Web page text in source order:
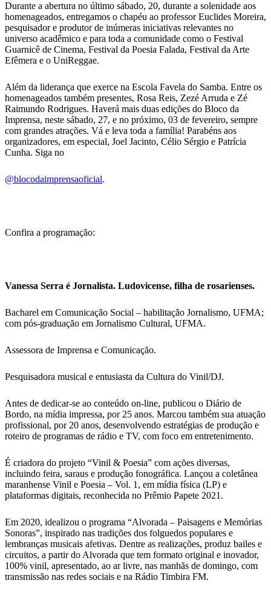
Durante a abertura no último sábado, 20, durante a solenidade aos
homenageados, entregamos o chapéu ao professor Euclides Moreira,
pesquisador e produtor de inúmeras iniciativas relevantes no
universo acadêmico e para toda a comunidade como o Festival
Guarnicê de Cinema, Festival da Poesia Falada, Festival da Arte
Efêmera e o UniReggae.
Além da liderança que exerce na Escola Favela do Samba. Entre os
homenageados também presentes, Rosa Reis, Zezé Arruda e Zé
Raimundo Rodrigues. Haverá mais duas edições do Bloco da
Imprensa, neste sábado, 27, e no próximo, 03 de fevereiro, sempre
com grandes atrações. Vá e leva toda a família! Parabéns aos
organizadores, em especial, Joel Jacinto, Célio Sérgio e Patrícia
Cunha. Siga no
@blocodaimprensaoficial.
Confira a programação:
Vanessa Serra é Jornalista. Ludovicense, filha de rosarienses.
Bacharel em Comunicação Social – habilitação Jornalismo, UFMA;
com pós-graduação em Jornalismo Cultural, UFMA.
Assessora de Imprensa e Comunicação.
Pesquisadora musical e entusiasta da Cultura do Vinil/DJ.
Antes de dedicar-se ao conteúdo on-line, publicou o Diário de
Bordo, na mídia impressa, por 25 anos. Marcou também sua atuação
profissional, por 20 anos, desenvolvendo estratégias de produção e
roteiro de programas de rádio e TV, com foco em entretenimento.
É criadora do projeto “Vinil & Poesia” com ações diversas,
incluindo feira, saraus e produção fonográfica. Lançou a coletânea
maranhense Vinil e Poesia – Vol. 1, em mídia física (LP) e
plataformas digitais, reconhecida no Prêmio Papete 2021.
Em 2020, idealizou o programa “Alvorada – Paisagens e Memórias
Sonoras”, inspirado nas tradições dos folguedos populares e
lembranças musicais afetivas. Dentre as realizações, produz bailes e
circuitos, a partir do Alvorada que tem formato original e inovador,
100% vinil, apresentado, ao ar livre, nas manhãs de domingo, com
transmissão nas redes sociais e na Rádio Timbira FM.